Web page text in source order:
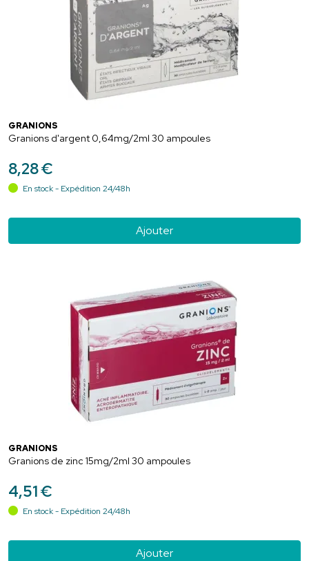
GRANIONS
Granions d'argent 0,64mg/2ml 30 ampoules
8,28€
En stock - Expédition 24/48h
Ajouter
GRANIONS
Granions de zinc 15mg/2ml 30 ampoules
4,51€
En stock - Expédition 24/48h
Ajouter